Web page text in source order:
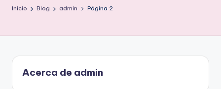
Inicio Blog admin Página 2
Acerca de admin